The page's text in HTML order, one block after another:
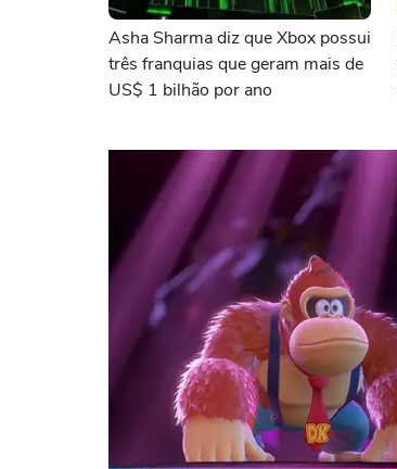
Asha Sharma diz que Xbox possui
três franquias que geram mais de
US$ 1 bilhão por ano